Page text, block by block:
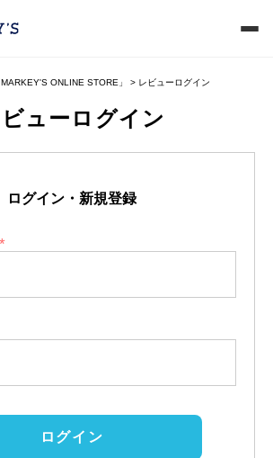
ONLINE STORE」 レビューログイン
ューログイン
ログイン・新規登録
ログイン